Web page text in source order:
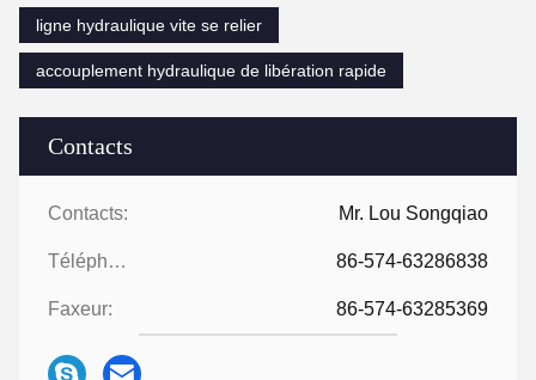
Contacts
Contacts: Mr. Lou Songqiao
Téléphone: 86-574-63286838
Faxeur: 86-574-63285369
ligne hydraulique vite se relier
accouplement hydraulique de libération rapide